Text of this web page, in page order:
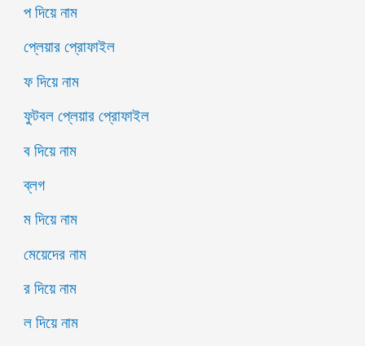
প দিয়ে নাম
প্লেয়ার প্রোফাইল
ফ দিয়ে নাম
ফুটবল প্লেয়ার প্রোফাইল
ব দিয়ে নাম
ব্লগ
ম দিয়ে নাম
মেয়েদের নাম
র দিয়ে নাম
ল দিয়ে নাম